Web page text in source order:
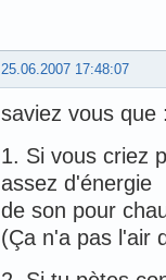
25.06.2007 17:48:07
saviez vous que
1. Si vous criez
assez d'énergie
de son pour
(Ça n'a pas l'air